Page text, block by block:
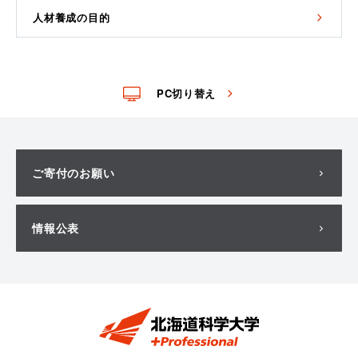
人材養成の目的
PC切り替え
ご寄付のお願い
情報公表